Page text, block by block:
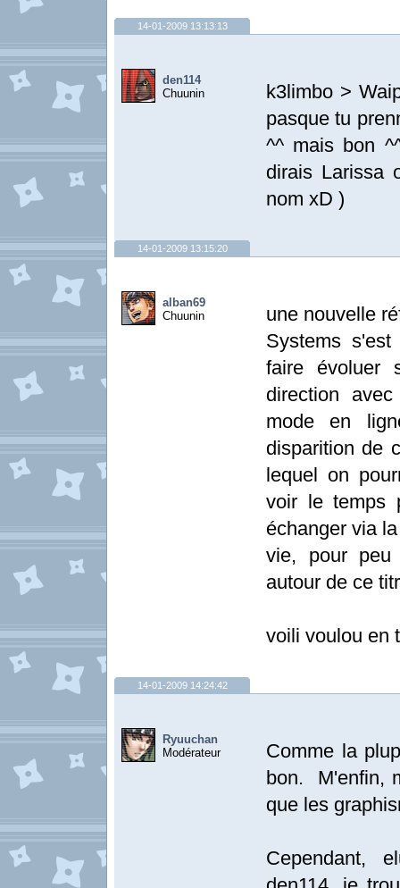
14-01-2009 13:13:13
den114
Chuunin
k3limbo >
pasque tu
^^ mais bon
dirais Larissa
nom xD )
14-01-2009 13:15:20
alban69
Chuunin
une nouvelle
Systems
faire évoluer
direction
mode en
disparition de
lequel on
voir le temps
échanger via
vie, pour peu
autour de ce
voili voulou en
14-01-2009 14:24:42
Ryuuchan
Modérateur
Comme la
bon. M'enfin,
que les
Cependant,